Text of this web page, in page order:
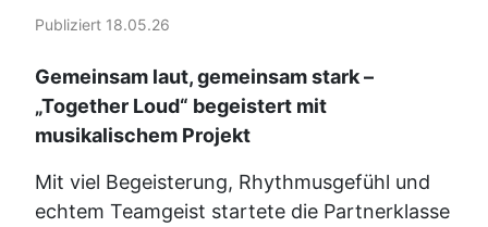
Publiziert 18.05.26
Gemeinsam laut, gemeinsam stark –
„Together Loud“ begeistert mit
musikalischem Projekt
Mit viel Begeisterung, Rhythmusgefühl und
echtem Teamgeist startete die Partnerklasse